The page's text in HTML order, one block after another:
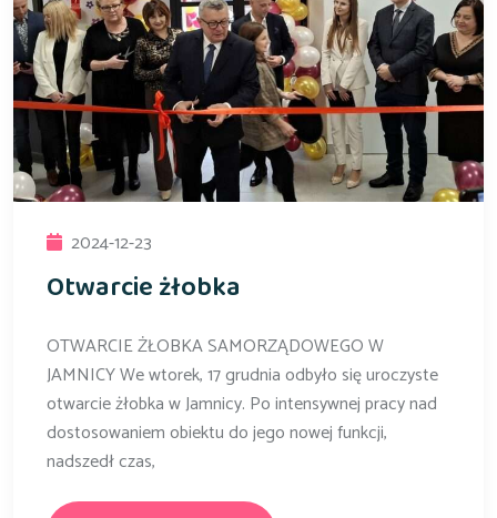
2024-12-23
Otwarcie żłobka
OTWARCIE ŻŁOBKA SAMORZĄDOWEGO W
JAMNICY We wtorek, 17 grudnia odbyło się uroczyste
otwarcie żłobka w Jamnicy. Po intensywnej pracy nad
dostosowaniem obiektu do jego nowej funkcji,
nadszedł czas,